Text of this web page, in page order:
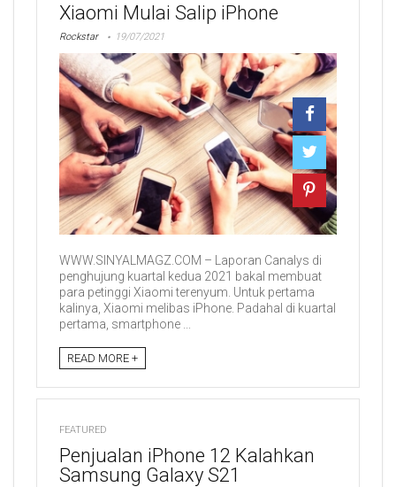
Xiaomi Mulai Salip iPhone
Rockstar 19/07/2021
WWW.SINYALMAGZ.COM – Laporan Canalys di
penghujung kuartal kedua 2021 bakal membuat
para petinggi Xiaomi terenyum. Untuk pertama
kalinya, Xiaomi melibas iPhone. Padahal di kuartal
pertama, smartphone ...
READ MORE +
FEATURED
Penjualan iPhone 12 Kalahkan
Samsung Galaxy S21